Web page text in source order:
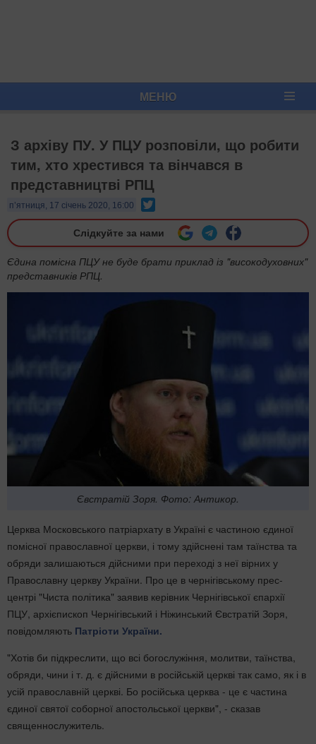
МЕНЮ
З архіву ПУ. У ПЦУ розповіли, що робити
тим, хто хрестився та вінчався в
представництві РПЦ​
п’ятниця, 17 січень 2020, 16:00
Слідкуйте за нами
Єдина помісна ПЦУ не буде брати приклад із "високодуховних"
представників РПЦ.
Євстратій Зоря. Фото: Антикор.
Церква Московського патріархату в Україні є частиною єдиної
помісної православної церкви, і тому здійснені там таїнства та
обряди залишаються дійсними при переході з неї вірних у
Православну церкву України. Про це в чернігівському прес-
центрі "Чиста політика" заявив керівник Чернігівської єпархії
ПЦУ, архієпископ Чернігівський і Ніжинський Євстратій Зоря,
повідомляють Патріоти України.
"Хотів би підкреслити, що всі богослужіння, молитви, таїнства,
обряди, чини і т. д. є дійсними в російській церкві так само, як і в
усій православній церкві. Бо російська церква - це є частина
єдиної святої соборної апостольської церкви", - сказав
священнослужитель.